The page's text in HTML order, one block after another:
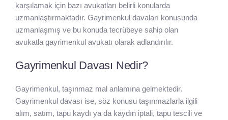
karşılamak için bazı avukatları belirli konularda
uzmanlaştırmaktadır. Gayrimenkul davaları konusunda
uzmanlaşmış ve bu konuda tecrübeye sahip olan
avukatla gayrimenkul avukatı olarak adlandırılır.
Gayrimenkul Davası Nedir?
Gayrimenkul, taşınmaz mal anlamına gelmektedir.
Gayrimenkul davası ise, söz konusu taşınmazlarla ilgili
alım, satım, tapu kaydı ya da kaydın iptali, tapu tescili ve